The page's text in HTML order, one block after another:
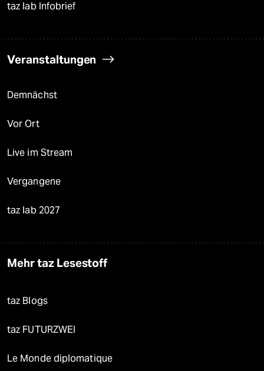
taz lab Infobrief
Veranstaltungen
Demnächst
Vor Ort
Live im Stream
Vergangene
taz lab 2027
Mehr taz Lesestoff
taz Blogs
taz FUTURZWEI
Le Monde diplomatique